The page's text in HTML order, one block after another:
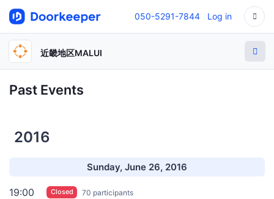
050-5291-7844 Log in
近畿地区MALUI
Past Events
2016
Sunday, June 26, 2016
19:00 Closed 70 participants